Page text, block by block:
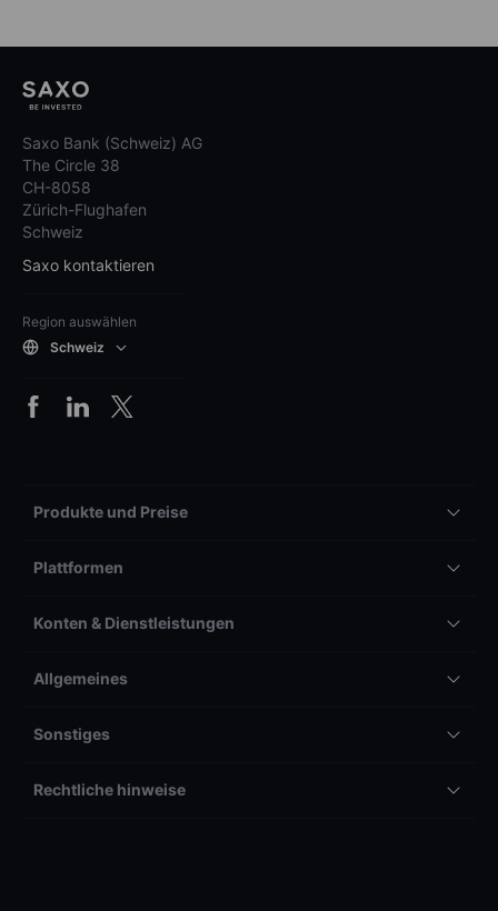
Saxo Bank (Schweiz) AG
The Circle 38
CH-8058
Zürich-Flughafen
Schweiz
Saxo kontaktieren
Region auswählen
Schweiz
Produkte und Preise
Plattformen
Konten & Dienstleistungen
Allgemeines
Sonstiges
Rechtliche hinweise